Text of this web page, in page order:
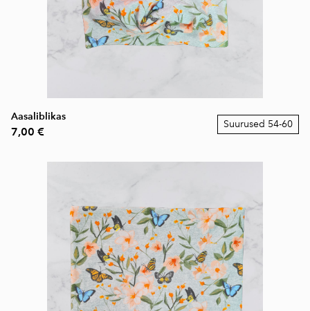
Aasaliblikas
7,00 €
Suurused 54-60